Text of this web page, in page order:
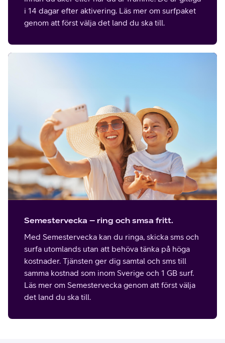
i 14 dagar efter aktivering. Läs mer om surfpaket
genom att först välja det land du ska till.
Semestervecka – ring och smsa fritt.
Med Semestervecka kan du ringa, skicka sms och
surfa utomlands utan att behöva tänka på höga
kostnader. Tjänsten ger dig samtal och sms till
samma kostnad som inom Sverige och 1 GB surf.
Läs mer om Semestervecka genom att först välja
det land du ska till.